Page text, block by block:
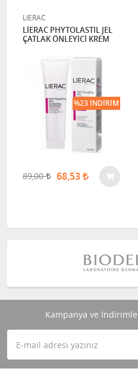
LIERAC
LİERAC PHYTOLASTIL JEL
ÇATLAK ÖNLEYİCİ KREM
89,00 68,53
%23 İNDIRIM
Kampanya ve